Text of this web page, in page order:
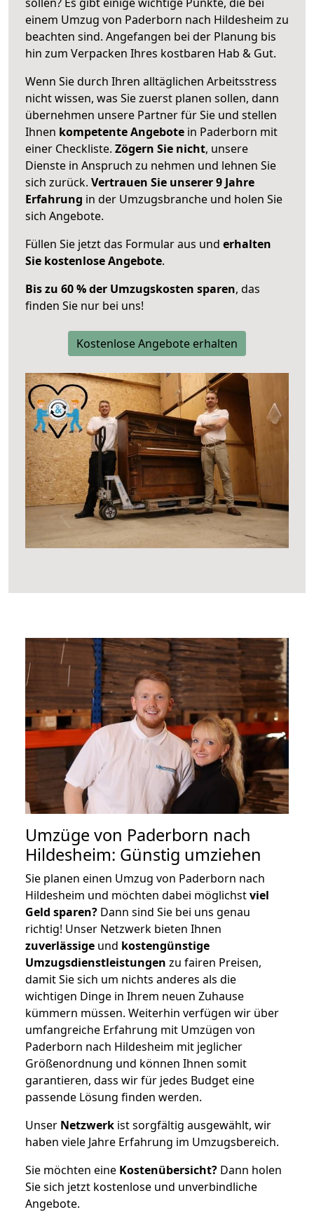
einem Umzug von Paderborn nach Hildesheim zu
beachten sind. Angefangen bei der Planung bis
hin zum Verpacken Ihres kostbaren Hab & Gut.
Wenn Sie durch Ihren alltäglichen Arbeitsstress
nicht wissen, was Sie zuerst planen sollen, dann
übernehmen unsere Partner für Sie und stellen
Ihnen kompetente Angebote in Paderborn mit
einer Checkliste. Zögern Sie nicht, unsere
Dienste in Anspruch zu nehmen und lehnen Sie
sich zurück. Vertrauen Sie unserer 9 Jahre
Erfahrung in der Umzugsbranche und holen Sie
sich Angebote.
Füllen Sie jetzt das Formular aus und erhalten
Sie kostenlose Angebote.
Bis zu 60 % der Umzugskosten sparen, das
finden Sie nur bei uns!
Kostenlose Angebote erhalten
Umzüge von Paderborn nach
Hildesheim: Günstig umziehen
Sie planen einen Umzug von Paderborn nach
Hildesheim und möchten dabei möglichstviel
Geld sparen? Dann sind Sie bei uns genau
richtig! Unser Netzwerk bieten Ihnen
zuverlässige und kostengünstige
Umzugsdienstleistungen zu fairen Preisen,
damit Sie sich um nichts anderes als die
wichtigen Dinge in Ihrem neuen Zuhause
kümmern müssen. Weiterhin verfügen wir über
umfangreiche Erfahrung mit Umzügen von
Paderborn nach Hildesheim mit jeglicher
Größenordnung und können Ihnen somit
garantieren, dass wir für jedes Budget eine
passende Lösung finden werden.
Unser Netzwerk ist sorgfältig ausgewählt, wir
haben viele Jahre Erfahrung im Umzugsbereich.
Sie möchten eine Kostenübersicht? Dann holen
Sie sich jetzt kostenlose und unverbindliche
Angebote.